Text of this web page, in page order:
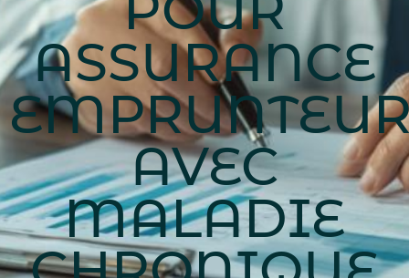
ASSURANCE
AVEC
MALADIE